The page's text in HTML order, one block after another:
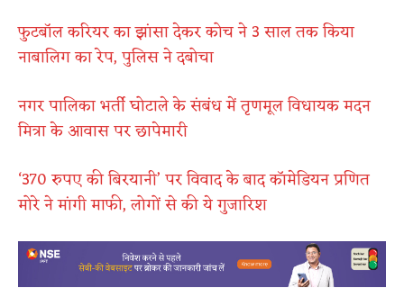
फुटबॉल करियर का झांसा देकर कोच ने 3 साल तक किया
नाबालिग का रेप, पुलिस ने दबोचा
नगर पालिका भर्ती घोटाले के संबंध में तृणमूल विधायक मदन
मित्रा के आवास पर छापेमारी
‘370 रुपए की बिरयानी’ पर विवाद के बाद कॉमेडियन प्रणित
मोरे ने मांगी माफी, लोगों से की ये गुजारिश